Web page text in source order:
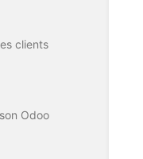
clients
Odoo